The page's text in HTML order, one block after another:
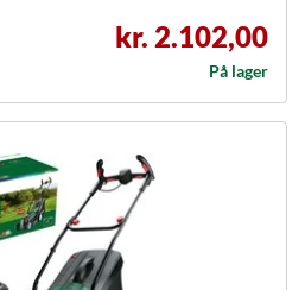
kr. 2.102,00
På lager